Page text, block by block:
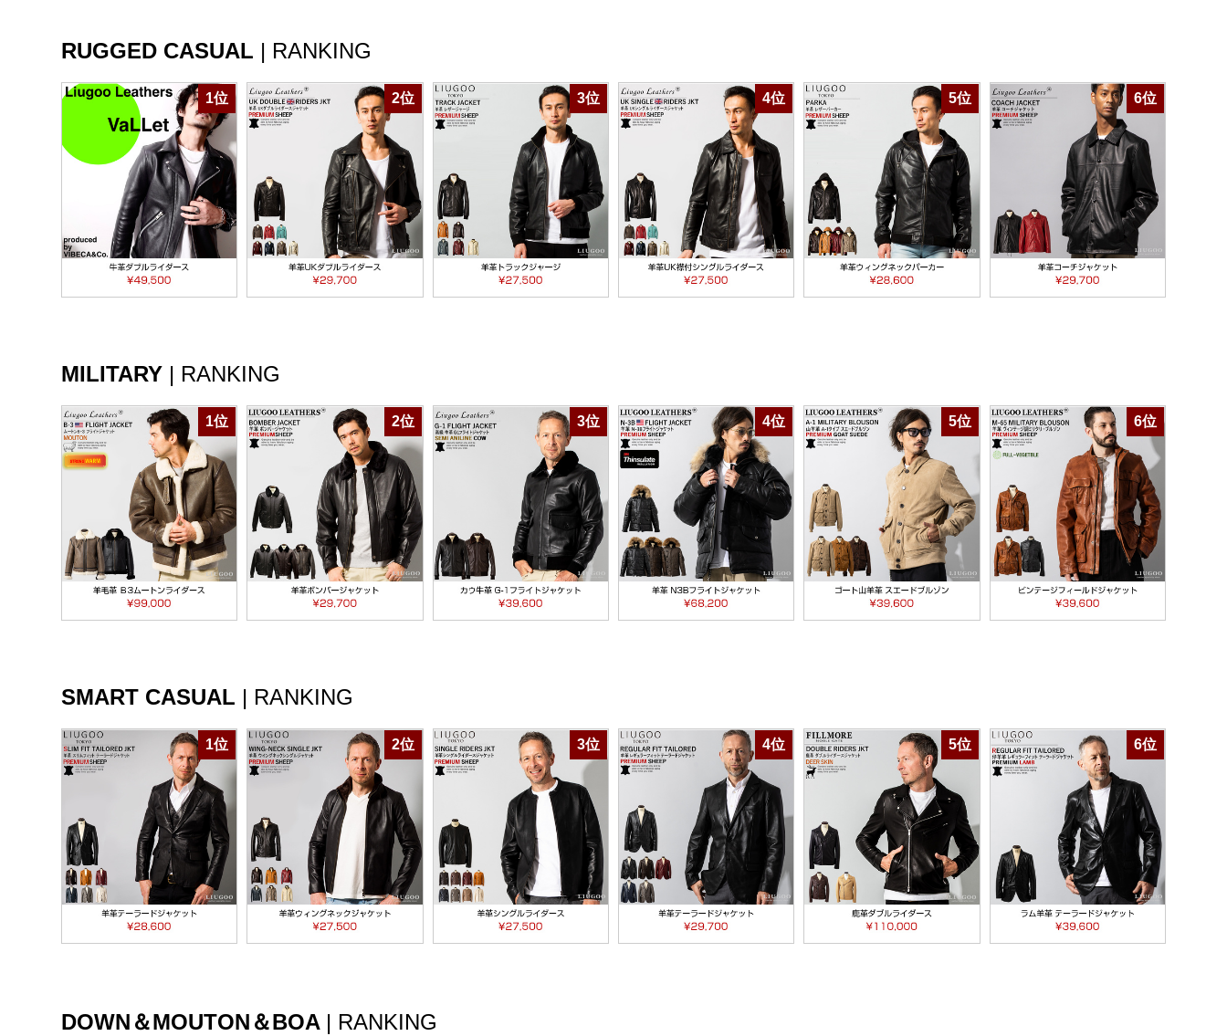
RUGGED CASUAL | RANKING
1位 2位 3位 4位 5位 6位
MILITARY | RANKING
1位 2位 3位 4位 5位 6位
SMART CASUAL | RANKING
1位 2位 3位 4位 5位 6位
DOWN＆MOUTON＆BOA | RANKING